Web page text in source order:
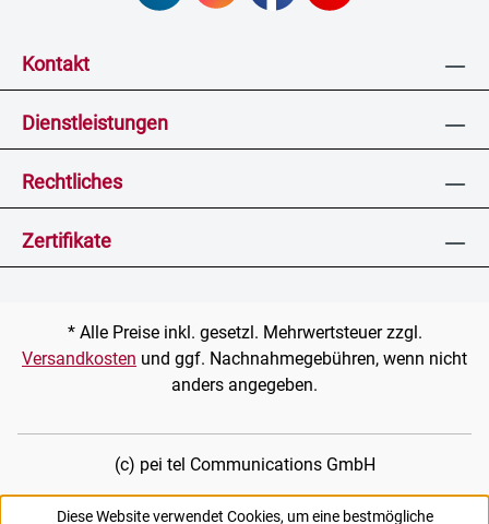
Kontakt
Dienstleistungen
Rechtliches
Zertifikate
* Alle Preise inkl. gesetzl. Mehrwertsteuer zzgl.
Versandkosten und ggf. Nachnahmegebühren, wenn nicht
anders angegeben.
(c) pei tel Communications GmbH
Diese Website verwendet Cookies, um eine bestmögliche